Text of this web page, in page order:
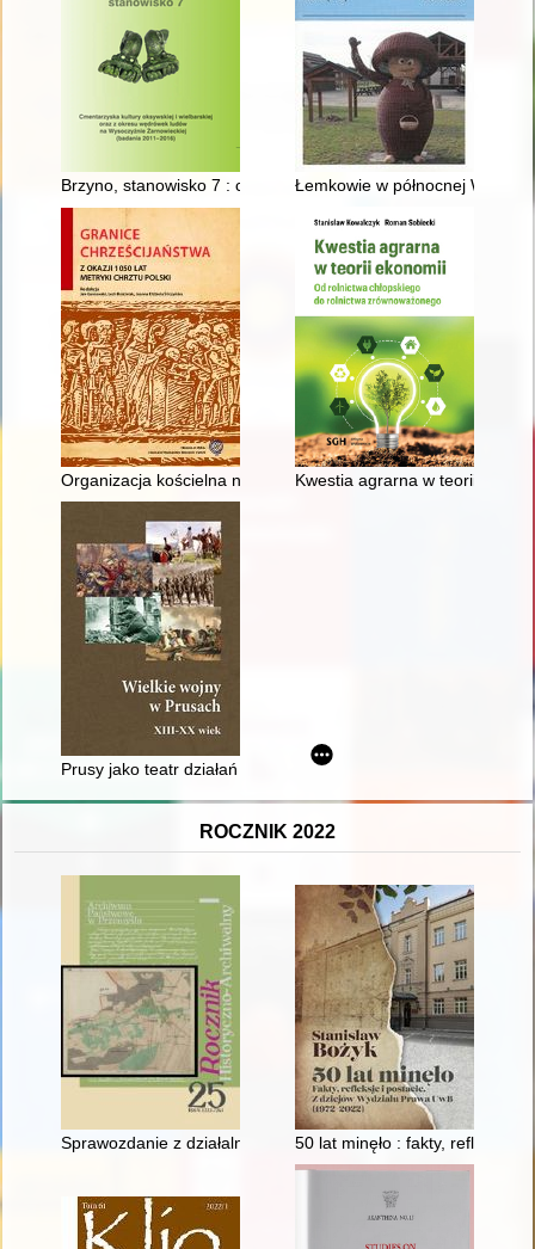
Brzyno, stanowisko 7 : cmentarzyska kultury oksywskiej i
Łemkowie w północnej
Organizacja kościelna na Pomorzu Zachodnim w XII w.
Kwestia agrarna w teorii
Prusy jako teatr działań wojennych
ROCZNIK 2022
Sprawozdanie z działalności Archiwum Państwowego w
50 lat minęło : fakty, refleksje i